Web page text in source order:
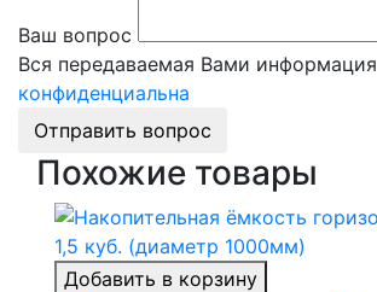
Ваш вопрос
Вся передаваемая Вами информация
конфиденциальна
Отправить вопрос
Похожие товары
Добавить в корзину